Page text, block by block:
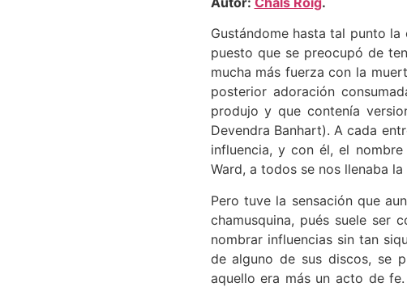
Gustándome hasta tal punto la
puesto que se preocupó de
mucha más fuerza con la
posterior adoración
produjo y que contenía
Devendra Banhart). A cada
influencia, y con él, el
Ward, a todos se nos llenaba
Pero tuve la sensación que
chamusquina, pués suele ser
nombrar influencias sin tan
de alguno de sus discos, se
aquello era más un acto de